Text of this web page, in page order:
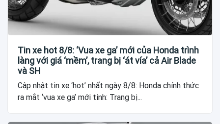
Tin xe hot 8/8: ‘Vua xe ga’ mới của Honda trình
làng với giá ‘mềm’, trang bị ‘át vía’ cả Air Blade
và SH
Cập nhật tin xe ‘hot’ nhất ngày 8/8: Honda chính thức
ra mắt ‘vua xe ga’ mới tinh: Trang bị...